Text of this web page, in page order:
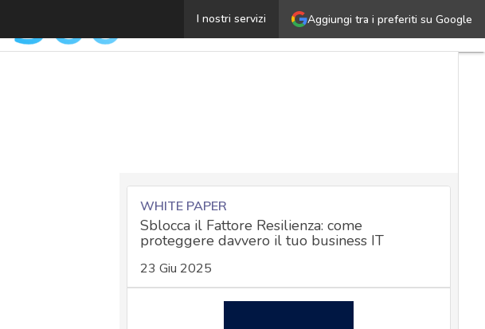
Aggiungi tra i preferiti su Google
I nostri servizi
Gli hacker reclutano dipendenti scontenti: a caccia di
WHITE PAPER
Sblocca il Fattore Resilienza: come
proteggere davvero il tuo business IT
23 Giu 2025